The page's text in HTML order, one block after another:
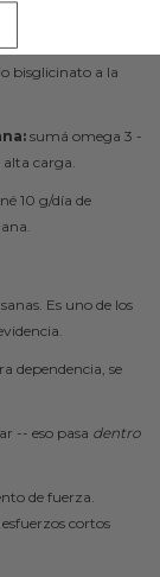
post-entreno
bisglicinato a la
sumá omega 3 -
carga.
10 g/día de
Es uno de los
dependencia, se
-- eso pasa dentro
de fuerza.
cortos